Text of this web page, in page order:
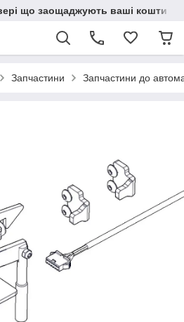
що заощаджують ваші кошти
Запчастини Запчастини до